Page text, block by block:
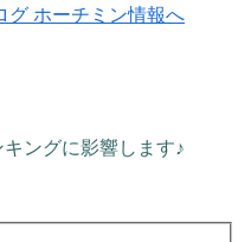
ングに影響します♪